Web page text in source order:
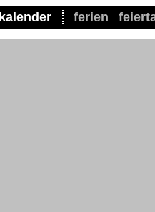
kalender ferien